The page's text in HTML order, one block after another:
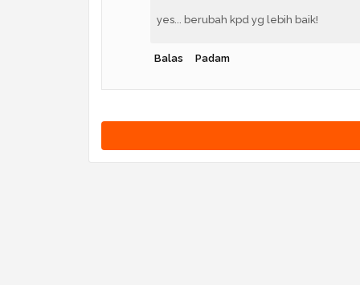
yes... berubah kpd yg lebih baik!
Balas Padam